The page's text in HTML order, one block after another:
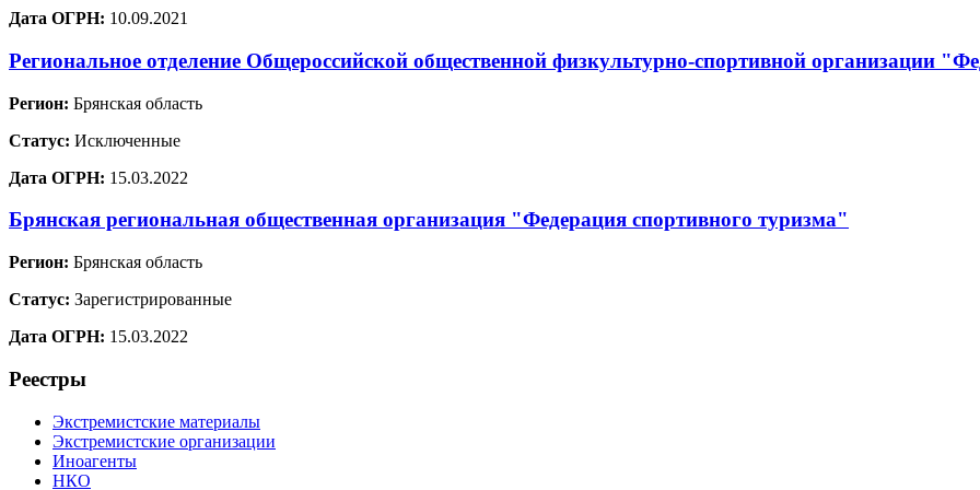
Дата ОГРН: 10.09.2021
Региональное отделение Общероссийской общественной физкультурно-спортивной организации
Регион: Брянская область
Статус: Исключенные
Дата ОГРН: 15.03.2022
Брянская региональная общественная организация "Федерация спортивного туризма"
Регион: Брянская область
Статус: Зарегистрированные
Дата ОГРН: 15.03.2022
Реестры
Экстремистские материалы
Экстремистские организации
Иноагенты
НКО